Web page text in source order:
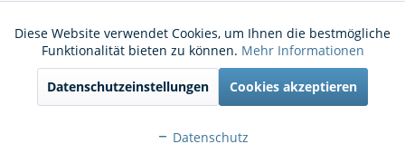
* Alle Preise inkl. gesetzl. Mehrwertsteuer zzgl.Versandkostenund ggf.
Nachnahmegebühren, wenn nicht anders beschrieben
Cookie-Einstellungen
Kontakt
Funktionale Aktiv
Marketing Aktiv
Diese Website verwendet Cookies, um Ihnen die bestmögliche
Funktionalität bieten zu können. Mehr Informationen
Datenschutzeinstellungen Cookies akzeptieren
Datenschutz